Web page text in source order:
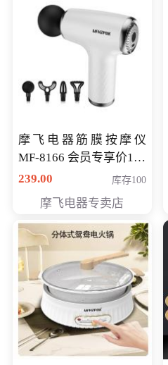
摩飞电器筋膜按摩仪
MF-8166 会员专享价168
元
239.00 库存100
摩飞电器专卖店